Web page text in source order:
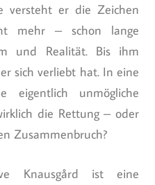
versteht er die Zeichen
mehr – schon lange
und Realität. Bis ihm
sich verliebt hat. In eine
eigentlich unmögliche
die Rettung – oder
Zusammenbruch?
Knausgård ist eine